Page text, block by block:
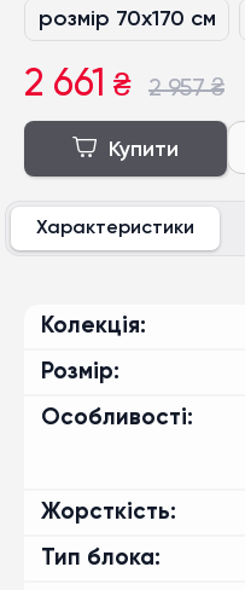
розмір 70x170 см
розмір 70x190 см
розмір 80x160 см
розмір 80x180 см
розмір 80x200 см
розмір 120x200 см
розмір 180x200 см
2 661 ₴ 2 957₴
Купити
Характеристики
Колекція
Розмір
Особливості
Жорсткість
Тип блока